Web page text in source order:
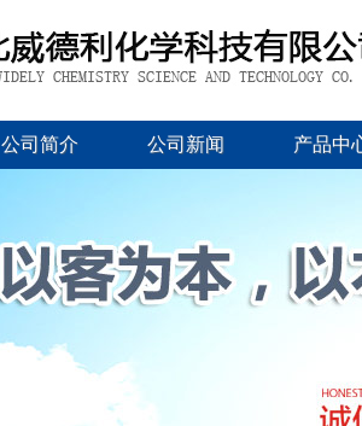
公司简介 公司新闻 产品中